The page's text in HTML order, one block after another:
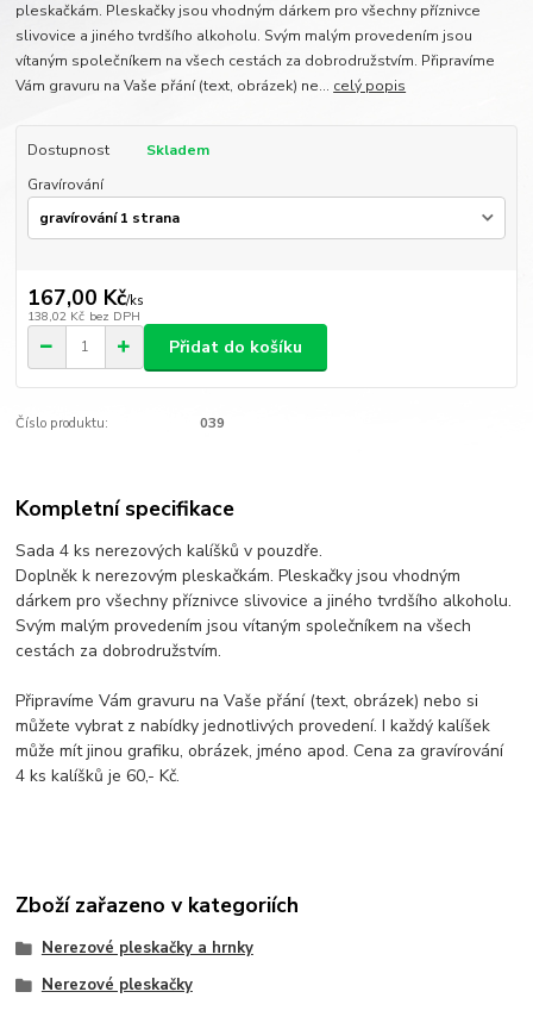
pleskačkám. Pleskačky jsou vhodným dárkem pro všechny příznivce
slivovice a jiného tvrdšího alkoholu. Svým malým provedením jsou
vítaným společníkem na všech cestách za dobrodružstvím. Připravíme
Vám gravuru na Vaše přání (text, obrázek) ne... celý popis
Dostupnost
Skladem
Gravírování
167,00 Kč/ks
138,02 Kč bez DPH
Přidat do košíku
Číslo produktu: 039
Kompletní specifikace
Sada 4 ks nerezových kalíšků v pouzdře.
Doplněk k nerezovým pleskačkám. Pleskačky jsou vhodným
dárkem pro všechny příznivce slivovice a jiného tvrdšího alkoholu.
Svým malým provedením jsou vítaným společníkem na všech
cestách za dobrodružstvím.
Připravíme Vám gravuru na Vaše přání (text, obrázek) nebo si
můžete vybrat z nabídky jednotlivých provedení. I každý kalíšek
může mít jinou grafiku, obrázek, jméno apod. Cena za gravírování
4 ks kalíšků je 60,- Kč.
Zboží zařazeno v kategoriích
Nerezové pleskačky a hrnky
Nerezové pleskačky